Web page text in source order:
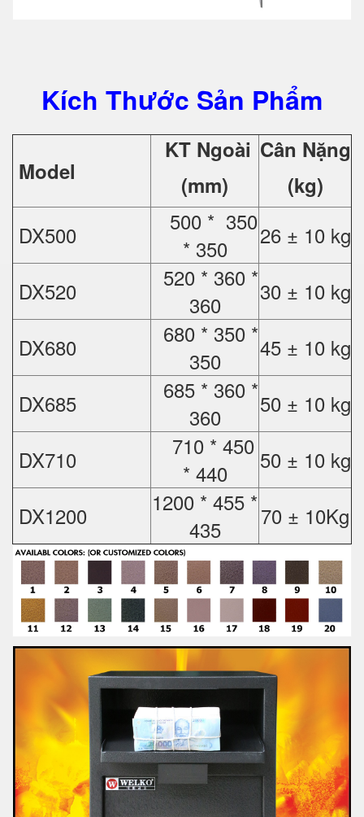
Kích Thước Sản Phẩm
Model
KT Ngoài
(mm)
Cân Nặng
(kg)
DX500
500 * 350
* 350
26 ± 10 kg
DX520
520 * 360 *
360
30 ± 10 kg
DX680
680 * 350 *
350
45 ± 10 kg
DX685
685 * 360 *
360
50 ± 10 kg
DX710
710 * 450
* 440
50 ± 10 kg
DX1200
1200 * 455 *
435
70 ± 10Kg